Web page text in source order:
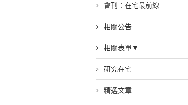
會刊：在宅最前線
相關公告
相關表單▼
研究在宅
精選文章